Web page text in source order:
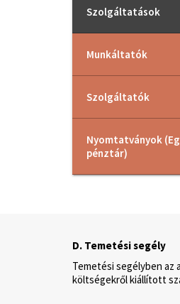
Szolgáltatások
Munkáltatók
Szolgáltatók
Nyomtatványok
pénztár)
D. Temetési segély
Temetési segélyben
költségekről kiállított